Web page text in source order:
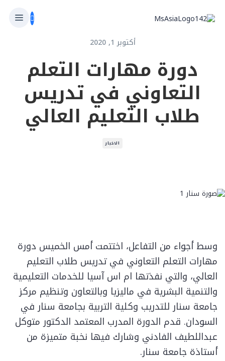
أكتوبر 1, 2020
دورة مهارات التعلم
التعاوني في تدريس
طلاب التعليم العالي
الاخبار
وسط أجواء من التفاعل، اختتمت أمس الخميس دورة
مهارات التعلم التعاوني في تدريس طلاب التعليم
العالي، والتي نفذتها ام اس آسيا للخدمات التعليمية
والتنمية البشرية في ماليزيا وبالتعاون وتنظيم مركز
جامعة سنار للتدريب وكلية التربية بجامعة سنار في
السودان. قدم الدورة المدرب المعتمد الدكتور متوكل
عبداللطيف الفادني وشارك فيها نخبة متميزة من
أستاذة جامعة سنار.